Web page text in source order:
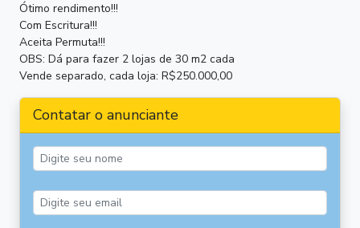
Ótimo rendimento!!!
Com Escritura!!!
Aceita Permuta!!!
OBS: Dá para fazer 2 lojas de 30 m2 cada
Vende separado, cada loja: R$250.000,00
Contatar o anunciante